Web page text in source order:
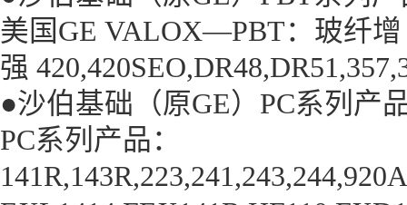
美国GE VALOX—PBT：玻纤增
强
●沙伯基础（原GE）PC系列产
PC系列产品：